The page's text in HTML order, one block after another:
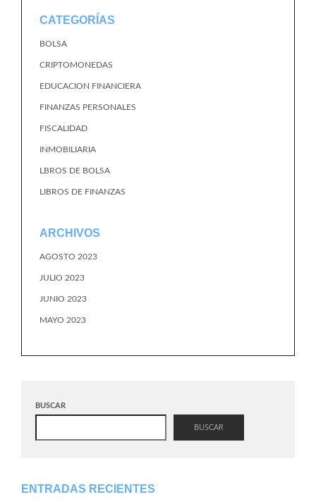
CATEGORÍAS
BOLSA
CRIPTOMONEDAS
EDUCACION FINANCIERA
FINANZAS PERSONALES
FISCALIDAD
INMOBILIARIA
LBROS DE BOLSA
LIBROS DE FINANZAS
ARCHIVOS
AGOSTO 2023
JULIO 2023
JUNIO 2023
MAYO 2023
BUSCAR
BUSCAR
ENTRADAS RECIENTES